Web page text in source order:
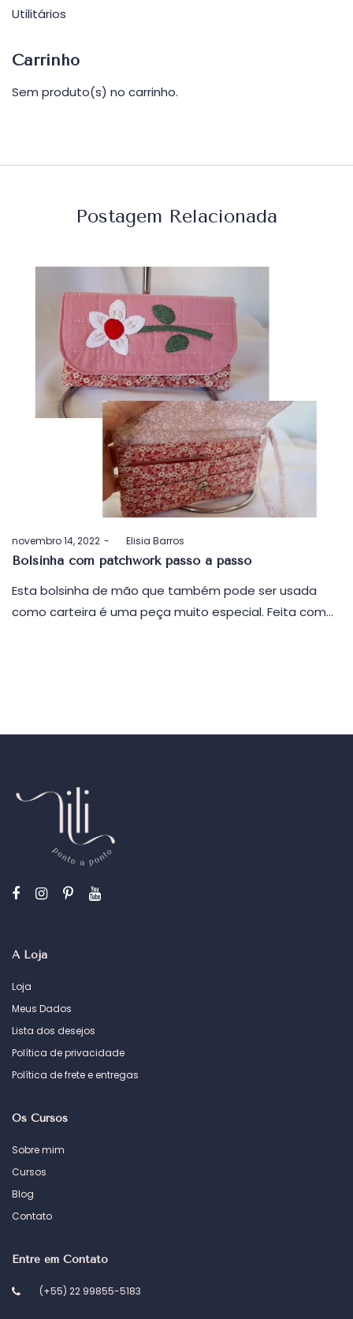
Utilitários
Carrinho
Sem produto(s) no carrinho.
Postagem Relacionada
Postado
em
novembro 14, 2022 byElisia Barros
Bolsinha com patchwork passo a passo
Esta bolsinha de mão que também pode ser usada
como carteira é uma peça muito especial. Feita com…
A Loja
Loja
Meus Dados
Lista dos desejos
Política de privacidade
Política de frete e entregas
Os Cursos
Sobre mim
Cursos
Blog
Contato
Entre em Contato
(+55) 22 99855-5183